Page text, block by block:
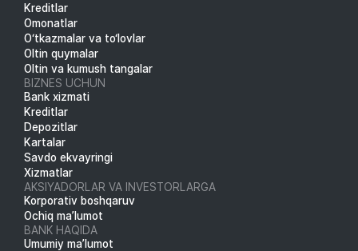
Kreditlar
Omonatlar
O‘tkazmalar va to‘lovlar
Oltin quymalar
Oltin va kumush tangalar
BIZNES UCHUN
Bank xizmati
Kreditlar
Depozitlar
Kartalar
Savdo ekvayringi
Xizmatlar
AKSIYADORLAR VA INVESTORLARGA
Korporativ boshqaruv
Ochiq ma’lumot
BANK HAQIDA
Umumiy ma’lumot